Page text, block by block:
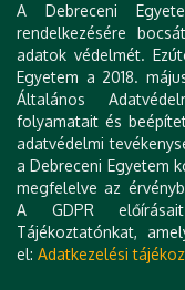
11.30
-
12.15
A Debreceni
rendelkezésére
adatok védelmét.
Egyetem a 2018.
Általános
folyamatait és
adatvédelmi
a Debreceni Egyetem
megfelelve az
A GDPR
Tájékoztatónkat,
el: Adatkezelési